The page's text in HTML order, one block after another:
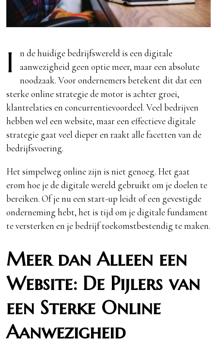
I
n de huidige bedrijfswereld is een digitale
aanwezigheid geen optie meer, maar een absolute
noodzaak. Voor ondernemers betekent dit dat een
sterke online strategie de motor is achter groei,
klantrelaties en concurrentievoordeel. Veel bedrijven
hebben wel een website, maar een effectieve digitale
strategie gaat veel dieper en raakt alle facetten van de
bedrijfsvoering.
Het simpelweg online zijn is niet genoeg. Het gaat
erom hoe je de digitale wereld gebruikt om je doelen te
bereiken. Of je nu een start-up leidt of een gevestigde
onderneming hebt, het is tijd om je digitale fundament
te versterken en je bedrijf toekomstbestendig te maken.
Meer dan Alleen een
Website: De Pijlers van
een Sterke Online
Aanwezigheid